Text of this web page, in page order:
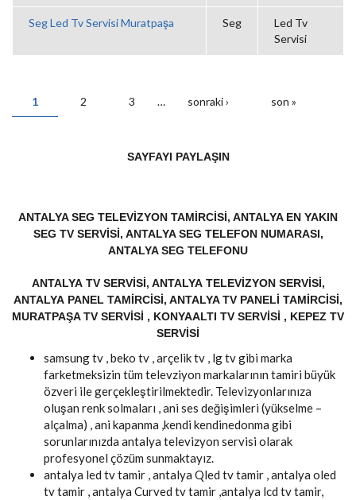
Seg Led Tv Servisi Muratpaşa Seg
Led Tv
Servisi
1 2 3 … sonraki › son »
SAYFAYI PAYLAŞIN
ANTALYA SEG TELEVIZYON TAMIRCISI, ANTALYA EN YAKIN
SEG TV SERVISI, ANTALYA SEG TELEFON NUMARASI,
ANTALYA SEG TELEFONU
ANTALYA TV SERVISI, ANTALYA TELEVIZYON SERVISI,
ANTALYA PANEL TAMIRCISI, ANTALYA TV PANELI TAMIRCISI,
MURATPAŞA TV SERVISI , KONYAALTI TV SERVISI , KEPEZ TV
SERVISI
samsung tv , beko tv , arçelik tv , lg tv gibi marka
farketmeksizin tüm televziyon markalarının tamiri büyük
özveri ile gerçekleştirilmektedir. Televizyonlarınıza
oluşan renk solmaları , ani ses değişimleri (yükselme –
alçalma) , ani kapanma ,kendi kendinedonma gibi
sorunlarınızda antalya televizyon servisi olarak
profesyonel çözüm sunmaktayız.
antalya led tv tamir , antalya Qled tv tamir , antalya oled
tv tamir , antalya Curved tv tamir ,antalya lcd tv tamir,